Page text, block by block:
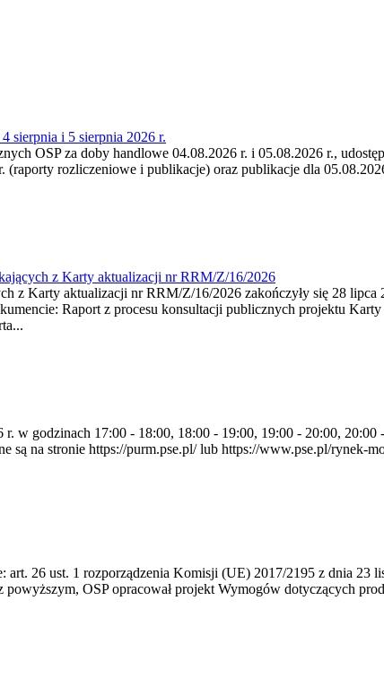
sierpnia i 5 sierpnia 2026 r.
OSP za doby handlowe 04.08.2026 r. i 05.08.2026 r.,
rozliczeniowe i publikacje) oraz publikacje dla
z Karty aktualizacji nr RRM/Z/16/2026
Karty aktualizacji nr RRM/Z/16/2026 zakończyły się 28
Raport z procesu konsultacji publicznych projektu
w godzinach 17:00 - 18:00, 18:00 - 19:00, 19:00 - 20:00,
na stronie https://purm.pse.pl/ lub https://www.pse.pl/rynek-
26 ust. 1 rozporządzenia Komisji (UE) 2017/2195 z dnia 23‍
OSP opracował projekt Wymogów dotyczących